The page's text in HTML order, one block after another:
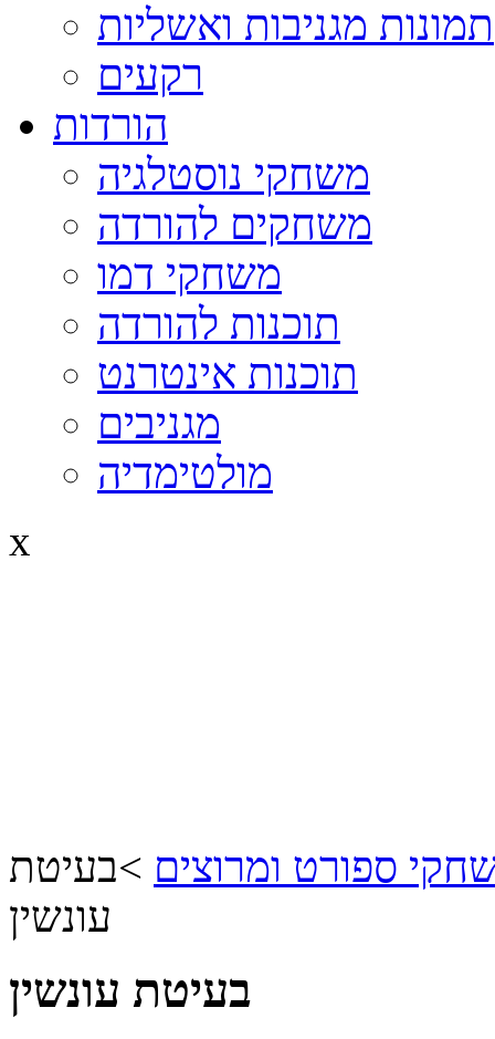
תמונות מגניבות ואשליות
רקעים
הורדות
משחקי נוסטלגיה
משחקים להורדה
משחקי דמו
תוכנות להורדה
תוכנות אינטרנט
מגניבים
מולטימדיה
x
ספורט ומרוצים >בעיטת
עונשין
בעיטת עונשין